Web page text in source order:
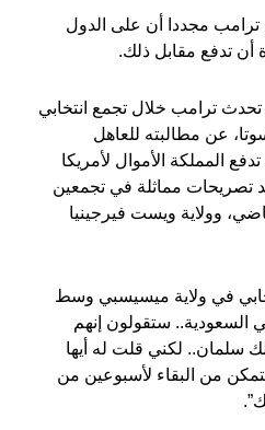
ترامب مجددا أن على الدول
أن تدفع مقابل ذلك.
تحدث ترامب خلال تجمع انتخابي
عن مطالبته للعاهل
المملكة الأموال لأمريكا
تصريحات مماثلة في تجمعين
وولاية ويست فيرجينيا
في ولاية ميسيسبي وسط
السعودية.. ستقولون إنهم
سلمان.. لكني قلت له أيها
من البقاء لأسبوعين من